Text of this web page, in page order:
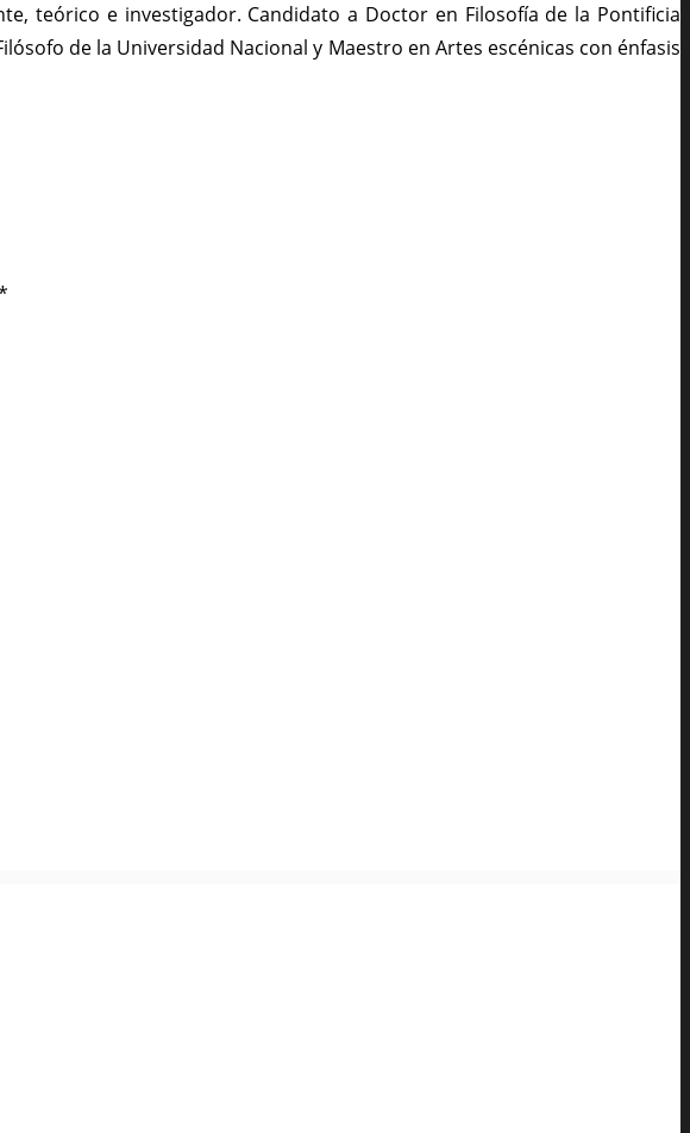
teórico e investigador. Candidato a Doctor en Filosofía de la Pontificia
de la Universidad Nacional y Maestro en Artes escénicas con énfasis